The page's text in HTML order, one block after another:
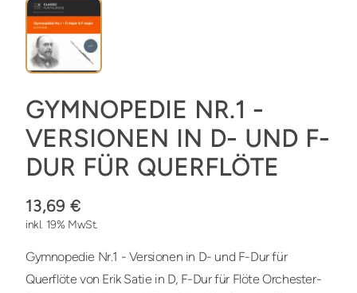
GYMNOPEDIE NR.1 -
VERSIONEN IN D- UND F-
DUR FÜR QUERFLÖTE
13,69 €
inkl. 19% MwSt.
Gymnopedie Nr.1 - Versionen in D- und F-Dur für
Querflöte von Erik Satie in D, F-Dur für Flöte Orchester-